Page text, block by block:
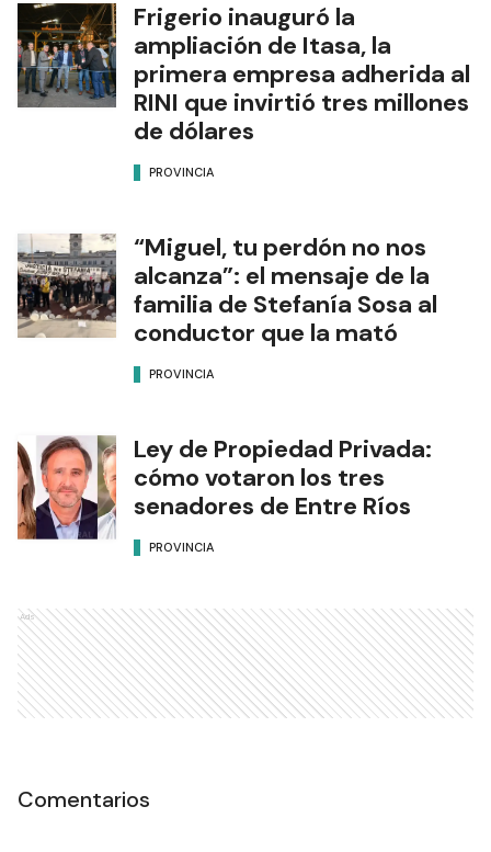
Frigerio inauguró la
ampliación de Itasa, la
primera empresa adherida al
RINI que invirtió tres millones
de dólares
PROVINCIA
“Miguel, tu perdón no nos
alcanza”: el mensaje de la
familia de Stefanía Sosa al
conductor que la mató
PROVINCIA
Ley de Propiedad Privada:
cómo votaron los tres
senadores de Entre Ríos
PROVINCIA
Ads
Comentarios